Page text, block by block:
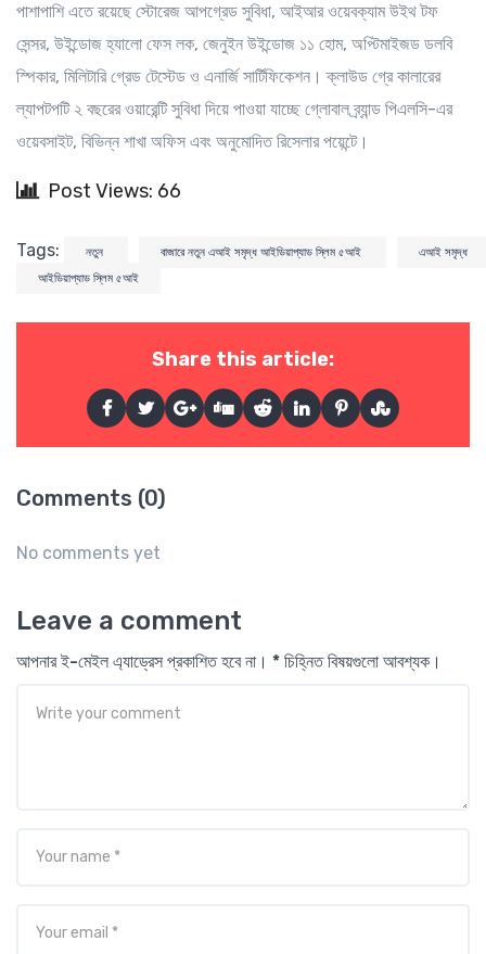
পাশাপাশি এতে রয়েছে স্টোরেজ আপগ্রেড সুবিধা, আইআর ওয়েবক্যাম উইথ টফ
সেন্সর, উইন্ডোজ হ্যালো ফেস লক, জেনুইন উইন্ডোজ ১১ হোম, অপ্টিমাইজড ডলবি
স্পিকার, মিলিটারি গ্রেড টেস্টেড ও এনার্জি সার্টিফিকেশন। ক্লাউড গ্রে কালারের
ল্যাপটপটি ২ বছরের ওয়ারেন্টি সুবিধা দিয়ে পাওয়া যাচ্ছে গ্লোবাল ব্র্যান্ড পিএলসি-এর
ওয়েবসাইট, বিভিন্ন শাখা অফিস এবং অনুমোদিত রিসেলার পয়েন্টে।
Post Views: 66
Tags: নতুন বাজারে নতুন এআই সমৃদ্ধ আইডিয়াপ্যাড স্লিম ৫আই
এআই সমৃদ্ধ
আইডিয়াপ্যাড স্লিম ৫আই
Share this article:
Comments (0)
No comments yet
Leave a comment
আপনার ই-মেইল এ্যাড্রেস প্রকাশিত হবে না। * চিহ্নিত বিষয়গুলো আবশ্যক।